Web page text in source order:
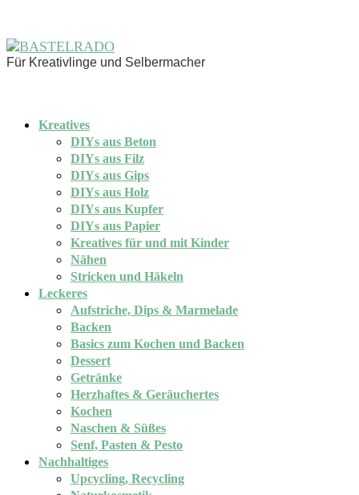
Für Kreativlinge und Selbermacher
Kreatives
DIYs aus Beton
DIYs aus Filz
DIYs aus Gips
DIYs aus Holz
DIYs aus Kupfer
DIYs aus Papier
Kreatives für und mit Kinder
Nähen
Stricken und Häkeln
Leckeres
Aufstriche, Dips & Marmelade
Backen
Basics zum Kochen und Backen
Dessert
Getränke
Herzhaftes & Geräuchertes
Kochen
Naschen & Süßes
Senf, Pasten & Pesto
Nachhaltiges
Upcycling, Recycling